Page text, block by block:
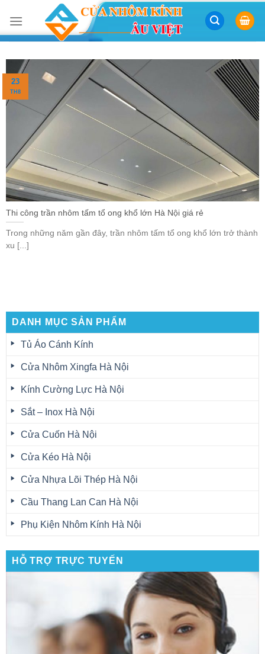
content
Thi công trần nhôm tấm tổ ong khổ lớn Hà Nội giá rẻ
Trong những năm gần đây, trần nhôm tấm tổ ong khổ lớn trở thành
xu [...]
23
TH8
DANH MỤC SẢN PHẨM
Tủ Áo Cánh Kính
Cửa Nhôm Xingfa Hà Nội
Kính Cường Lực Hà Nội
Sắt – Inox Hà Nội
Cửa Cuốn Hà Nội
Cửa Kéo Hà Nội
Cửa Nhựa Lõi Thép Hà Nội
Cầu Thang Lan Can Hà Nội
Phụ Kiện Nhôm Kính Hà Nội
HỖ TRỢ TRỰC TUYẾN